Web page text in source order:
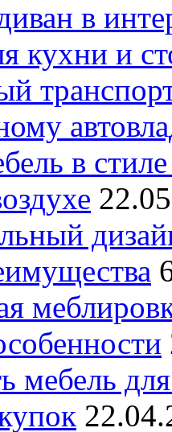
в
кухни и
в
мебель